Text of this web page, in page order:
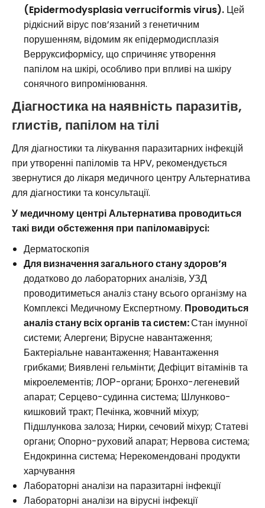
(Epidermodysplasia verruciformis virus). Цей
рідкісний вірус пов’язаний з генетичним
порушенням, відомим як епідермодисплазія
Верруксиформісу, що спричиняє утворення
папілом на шкірі, особливо при впливі на шкіру
сонячного випромінювання.
Діагностика на наявність паразитів,
глистів, папілом на тілі
Для діагностики та лікування паразитарних інфекцій
при утворенні папіломів та HPV, рекомендується
звернутися до лікаря медичного центру Альтернатива
для діагностики та консультації.
У медичному центрі Альтернатива проводиться
такі види обстеження при папіломавірусі:
Дерматоскопія
Для визначення загального стану здоров’я
додатково до лабораторних аналізів, УЗД
проводитиметься аналіз стану всього організму на
Комплексі Медичному Експертному. Проводиться
аналіз стану всіх органів та систем:Стан імунної
системи; Алергени; Вірусне навантаження;
Бактеріальне навантаження; Навантаження
грибками; Виявлені гельмінти; Дефіцит вітамінів та
мікроелементів; ЛОР-органи; Бронхо-легеневий
апарат; Серцево-судинна система; Шлунково-
кишковий тракт; Печінка, жовчний міхур;
Підшлункова залоза; Нирки, сечовий міхур; Статеві
органи; Опорно-руховий апарат; Нервова система;
Ендокринна система; Нерекомендовані продукти
харчування
Лабораторні аналізи на паразитарні інфекції
Лабораторні аналізи на вірусні інфекції